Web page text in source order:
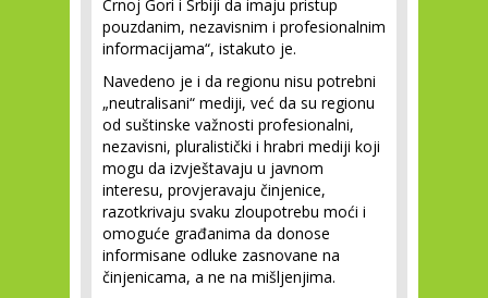
Crnoj Gori i Srbiji da imaju pristup
pouzdanim, nezavisnim i profesionalnim
informacijama“, istakuto je.
Navedeno je i da regionu nisu potrebni
„neutralisani“ mediji, već da su regionu
od suštinske važnosti profesionalni,
nezavisni, pluralistički i hrabri mediji koji
mogu da izvještavaju u javnom
interesu, provjeravaju činjenice,
razotkrivaju svaku zloupotrebu moći i
omoguće građanima da donose
informisane odluke zasnovane na
činjenicama, a ne na mišljenjima.